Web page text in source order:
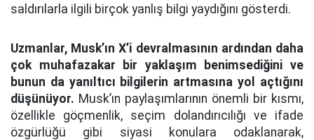
saldırılarla ilgili birçok yanlış bilgi yaydığını gösterdi.
Uzmanlar, Musk’ın X’i devralmasının ardından daha
çok muhafazakar bir yaklaşım benimsediğini ve
bunun da yanıltıcı bilgilerin artmasına yol açtığını
düşünüyor. Musk’ın paylaşımlarının önemli bir kısmı,
özellikle göçmenlik, seçim dolandırıcılığı ve ifade
özgürlüğü gibi siyasi konulara odaklanarak,